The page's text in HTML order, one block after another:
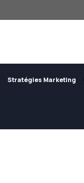
Stratégies Marketing